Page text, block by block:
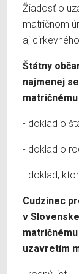
Žiadosť o
matričnom
aj
Štátny
najmenej
- doklad o
- doklad o
- doklad,
Cudzinec
v
uzavretím